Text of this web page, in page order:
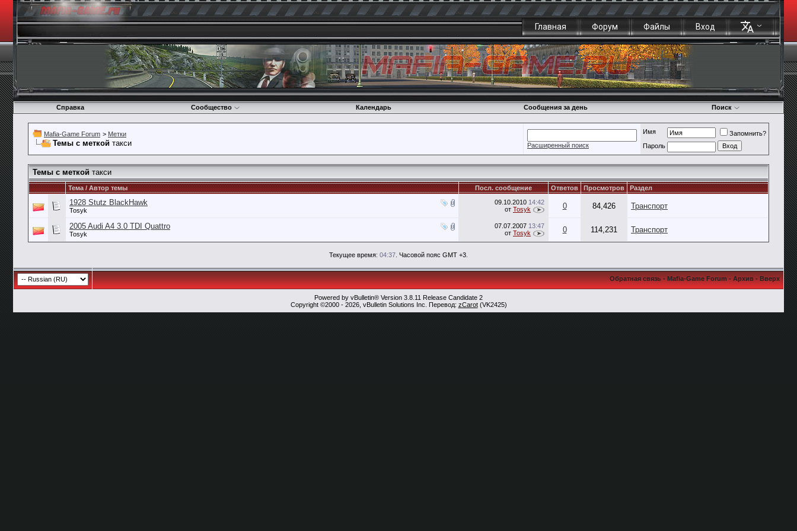
Главная Форум Файлы Вход
Справка Сообщество Календарь Сообщения за день Поиск
Mafia-Game Forum > Метки
Темы с меткой такси Расширенный поиск
Имя
Запомнить?
Пароль
Темы с меткой такси
Тема / Автор темы Посл. сообщение Ответов Просмотров Раздел
1928 Stutz BlackHawk
Tosyk
09.10.2010 14:42
от Tosyk 0 84,426 Транспорт
2005 Audi A4 3.0 TDI Quattro
Tosyk
07.07.2007 13:47
от Tosyk 0 114,231 Транспорт
Текущее время: 04:37 . Часовой пояс GMT +3.
Обратная связь-Mafia-Game Forum-Архив-Вверх
Powered by vBulletin® Version 3.8.11 Release Candidate 2
Copyright ©2000 - 2026, vBulletin Solutions Inc. Перевод: zCarot(VK2425)